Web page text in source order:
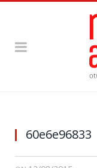
60e6e96833